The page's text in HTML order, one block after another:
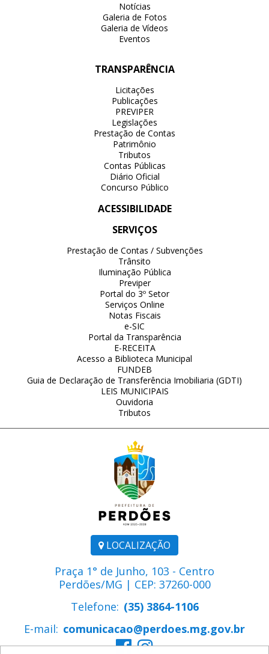
LOCALIZAÇÃO
Praça 1° de Junho, 103 - Centro
Perdões/MG | CEP: 37260-000
Telefone: (35) 3864-1106
E-mail: comunicacao@perdoes.mg.gov.br
Notícias
Galeria de Fotos
Galeria de Vídeos
Eventos
TRANSPARÊNCIA
Licitações
Publicações
PREVIPER
Legislações
Prestação de Contas
Patrimônio
Tributos
Contas Públicas
Diário Oficial
Concurso Público
ACESSIBILIDADE
SERVIÇOS
Prestação de Contas / Subvenções
Trânsito
Iluminação Pública
Previper
Portal do 3º Setor
Serviços Online
Notas Fiscais
e-SIC
Portal da Transparência
E-RECEITA
Acesso a Biblioteca Municipal
FUNDEB
Guia de Declaração de Transferência Imobiliaria (GDTI)
LEIS MUNICIPAIS
Ouvidoria
Tributos